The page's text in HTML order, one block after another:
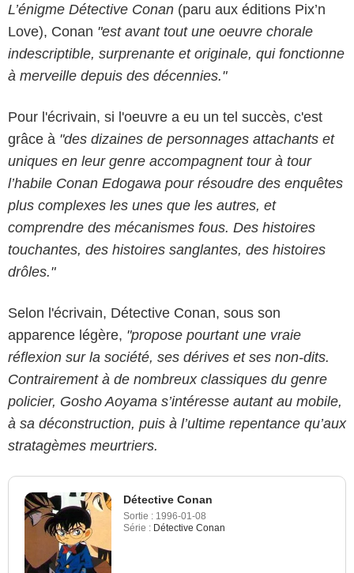
L’énigme Détective Conan (paru aux éditions Pix’n
Love), Conan "est avant tout une oeuvre chorale
indescriptible, surprenante et originale, qui fonctionne
à merveille depuis des décennies."
Pour l'écrivain, si l'oeuvre a eu un tel succès, c'est
grâce à "des dizaines de personnages attachants et
uniques en leur genre accompagnent tour à tour
l’habile Conan Edogawa pour résoudre des enquêtes
plus complexes les unes que les autres, et
comprendre des mécanismes fous. Des histoires
touchantes, des histoires sanglantes, des histoires
drôles."
Selon l'écrivain, Détective Conan, sous son
apparence légère, "propose pourtant une vraie
réflexion sur la société, ses dérives et ses non-dits.
Contrairement à de nombreux classiques du genre
policier, Gosho Aoyama s’intéresse autant au mobile,
à sa déconstruction, puis à l’ultime repentance qu’aux
stratagèmes meurtriers.
Détective Conan
Sortie : 1996-01-08
Série : Détective Conan